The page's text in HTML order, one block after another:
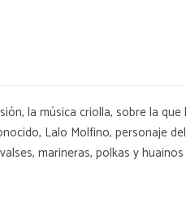
la música criolla, sobre la
Lalo Molfino, personaje
marineras, polkas y